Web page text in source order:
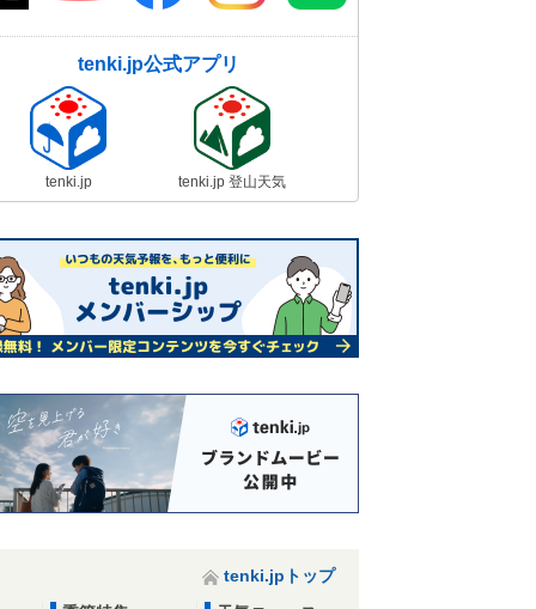
tenki.jp公式アプリ
tenki.jp tenki.jp 登山天気
tenki.jpトップ